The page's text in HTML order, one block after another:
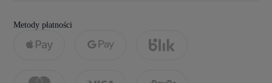
Metody płatności